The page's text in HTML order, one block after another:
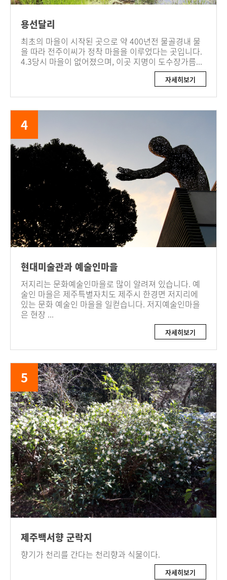
용선달리
최초의 마을이 시작된 곳으로 약 400년전 물골경내 물
을 따라 전주이씨가 정착 마을을 이루었다는 곳입니다.
4.3당시 마을이 없어졌으며, 이곳 지명이 도수장가름...
자세히보기
4
현대미술관과 예술인마을
저지리는 문화예술인마을로 많이 알려져 있습니다. 예
술인 마을은 제주특별자치도 제주시 한경면 저지리에
있는 문화 예술인 마을을 일컫습니다. 저지예술인마을
은 현장 ...
자세히보기
5
제주백서향 군락지
향기가 천리를 간다는 천리향과 식물이다.
자세히보기